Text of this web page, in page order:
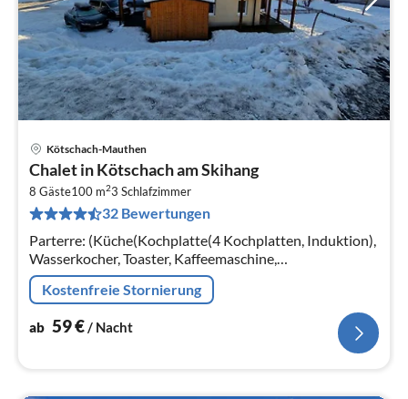
Kötschach-Mauthen
Chalet in Kötschach am Skihang
8 Gäste100 m23 Schlafzimmer
32 Bewertungen
Parterre: (Küche(Kochplatte(4 Kochplatten, Induktion),
Wasserkocher, Toaster, Kaffeemaschine,
Espressomaschine, Grill, Spülmaschine,
Kühl-/Gefrierkombination, Hochstuhl, Stabmixer)
Kostenfreie Stornierung
ab 59€/ Nacht